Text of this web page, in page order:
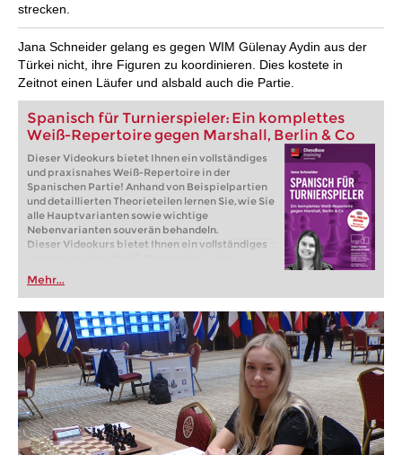
strecken.
Jana Schneider gelang es gegen WIM Gülenay Aydin aus der
Türkei nicht, ihre Figuren zu koordinieren. Dies kostete in
Zeitnot einen Läufer und alsbald auch die Partie.
Spanisch für Turnierspieler: Ein komplettes
Weiß-Repertoire gegen Marshall, Berlin & Co
Dieser Videokurs bietet Ihnen ein vollständiges
und praxisnahes Weiß-Repertoire in der
Spanischen Partie! Anhand von Beispielpartien
und detaillierten Theorieteilen lernen Sie, wie Sie
alle Hauptvarianten sowie wichtige
Nebenvarianten souverän behandeln.
Dieser Videokurs bietet Ihnen ein vollständiges
Spanischen Partie! Anhand von Beispielpartien
und detaillierten Theorieteilen lernen Sie, wie Sie
alle Hauptvarianten sowie wichtige
Nebenvarianten souverän behandeln.
Kostenloses Videobeispiel:Einleitung
Kostenloses Videobeispiel:
Überblick
Kostenloses Videobeispiel:Tschigorin: 9...Sa5
10.Lc2 c5 11.d4 Sd7/cxd4
Mehr...